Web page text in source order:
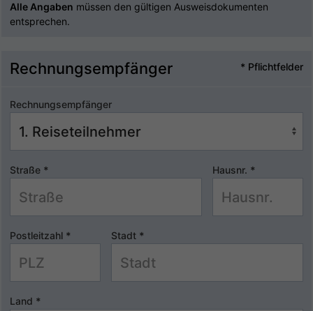
Alle Angaben müssen den gültigen Ausweisdokumenten
entsprechen.
Rechnungsempfänger * Pflichtfelder
Rechnungsempfänger
Straße * Hausnr. *
Postleitzahl * Stadt *
Land *